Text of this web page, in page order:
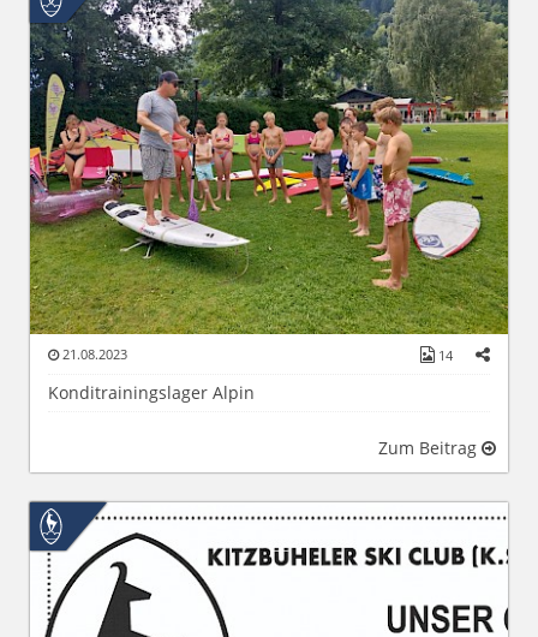
21.08.2023 14
Konditrainingslager Alpin
Zum Beitrag